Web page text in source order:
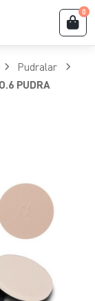
0
Pudralar
PUDRA